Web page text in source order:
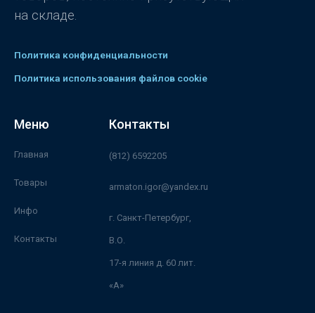
на складе.
Политика конфиденциальности
Политика использования файлов cookie
Меню
Главная
Товары
Инфо
Контакты
Контакты
(812) 6592205
armaton.igor@yandex.ru
г. Санкт-Петербург,
В.О.
17-я линия д. 60 лит.
«А»